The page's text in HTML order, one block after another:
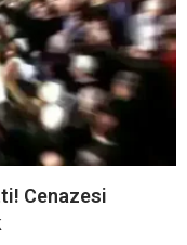
Cenazesi